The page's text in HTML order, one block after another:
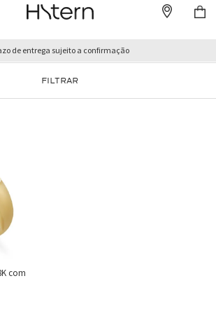
de entrega sujeito a confirmação
FILTRAR
com